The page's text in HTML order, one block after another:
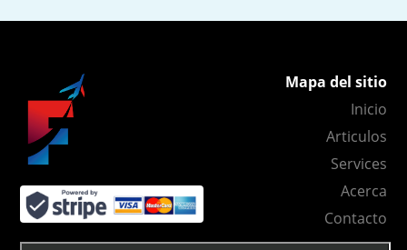
Mapa del sitio
Inicio
Articulos
Services
Acerca
Contacto